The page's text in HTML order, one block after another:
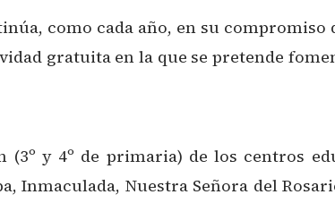
como cada año, en su
gratuita en la que se pretende
y 4º de primaria) de los centros
Inmaculada, Nuestra Señora del